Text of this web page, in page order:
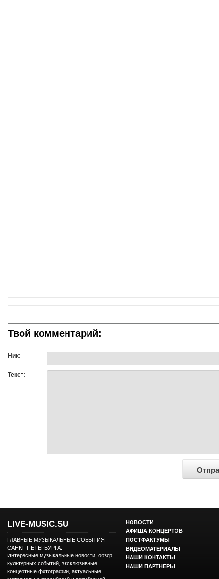
Твой комментарий:
Ник:
Текст:
LIVE-MUSIC.SU
ГЛАВНЫЕ МУЗЫКАЛЬНЫЕ СОБЫТИЯ
САНКТ-ПЕТЕРБУРГА.
Интересные музыкальные новости, обзор
культурных событий, эксклюзивные
концертные фотографии, актуальные
НОВОСТИ
АФИША КОНЦЕРТОВ
ПОСТФАКТУМЫ
ВИДЕОМАТЕРИАЛЫ
НАШИ КОНТАКТЫ
НАШИ ПАРТНЕРЫ